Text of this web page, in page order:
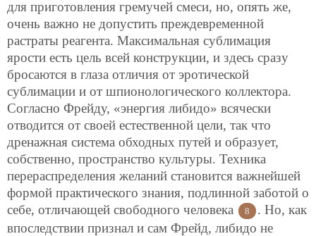
для приготовления гремучей смеси, но, опять же,
очень важно не допустить преждевременной
растраты реагента. Максимальная сублимация
ярости есть цель всей конструкции, и здесь сразу
бросаются в глаза отличия от эротической
сублимации и от шпионологического коллектора.
Согласно Фрейду, «энергия либидо» всячески
отводится от своей естественной цели, так что
дренажная система обходных путей и образует,
собственно, пространство культуры. Техника
перераспределения желаний становится важнейшей
формой практического знания, подлинной заботой о
себе, отличающей свободного человека
8
. Но, как
впоследствии признал и сам Фрейд, либидо не